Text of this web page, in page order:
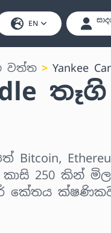
EN
වත්ත Yankee
තෑගි
Bitcoin,
කාසි 250 කින්
කේතය